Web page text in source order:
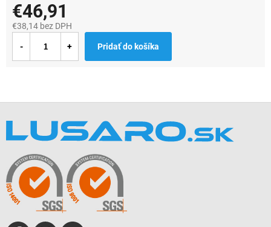
€46,91
€38,14 bez DPH
cena:
Pridať do košíka